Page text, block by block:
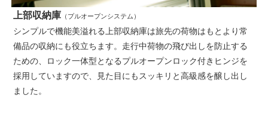
上部収納庫 （プルオープンシステム）
シンプルで機能美溢れる上部収納庫は旅先の荷物はもとより常
備品の収納にも役立ちます。走行中荷物の飛び出しを防止する
ための、ロック一体型となるプルオープンロック付きヒンジを
採用していますので、見た目にもスッキリと高級感を醸し出し
ました。